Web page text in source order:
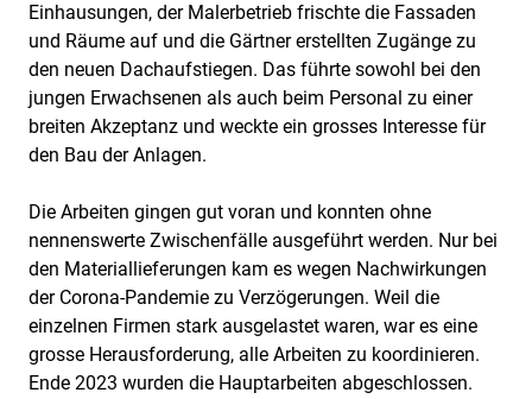
Einhausungen, der Malerbetrieb frischte die Fassaden
und Räume auf und die Gärtner erstellten Zugänge zu
den neuen Dachaufstiegen. Das führte sowohl bei den
jungen Erwachsenen als auch beim Personal zu einer
breiten Akzeptanz und weckte ein grosses Interesse für
den Bau der Anlagen.
Die Arbeiten gingen gut voran und konnten ohne
nennenswerte Zwischenfälle ausgeführt werden. Nur bei
den Materiallieferungen kam es wegen Nachwirkungen
der Corona-Pandemie zu Verzögerungen. Weil die
einzelnen Firmen stark ausgelastet waren, war es eine
grosse Herausforderung, alle Arbeiten zu koordinieren.
Ende 2023 wurden die Hauptarbeiten abgeschlossen.